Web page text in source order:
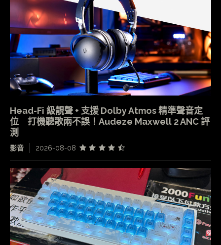
Head-Fi 級靚聲 + 支援 Dolby Atmos 精準聲音定
位 打機聽歌兩不誤！Audeze Maxwell 2 ANC 評
測
影音 2026-08-08